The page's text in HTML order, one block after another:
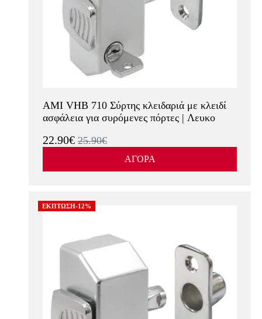
AMI VHB 710 Σύρτης κλειδαριά με κλειδί
ασφάλεια για συρόμενες πόρτες | Λευκο
22.90€ 25.90€
ΑΓΟΡΑ
ΕΚΠΤΩΣΗ-12%